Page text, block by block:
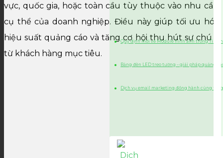
Quy định mới về Module hình ảnh trong Tin
Bảng đèn LED treo tường – giải pháp quảng
Dịch vụ email marketing đồng hành cùng
vực, quốc gia, hoặc toàn cầu tùy thuộc vào nhu cầu
cụ thể của doanh nghiệp. Điều này giúp tối ưu hóa
hiệu suất quảng cáo và tăng cơ hội thu hút sự chú ý
từ khách hàng mục tiêu.